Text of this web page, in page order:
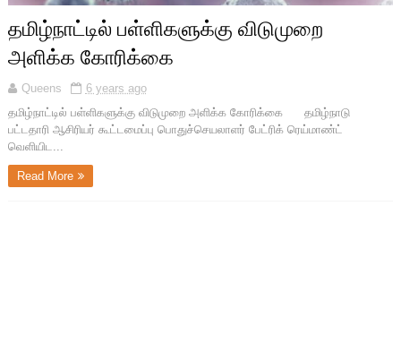
தமிழ்நாட்டில் பள்ளிகளுக்கு விடுமுறை
அளிக்க கோரிக்கை
Queens
6 years ago
தமிழ்நாட்டில் பள்ளிகளுக்கு விடுமுறை அளிக்க கோரிக்கை தமிழ்நாடு
பட்டதாரி ஆசிரியர் கூட்டமைப்பு பொதுச்செயலாளர் பேட்ரிக் ரெய்மாண்ட்
வெளியிட...
Read More